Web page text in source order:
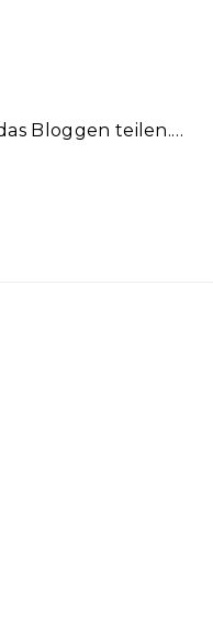
Bloggen teilen.…